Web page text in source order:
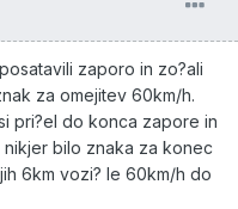
zaporo in zo?ali
za omejitev 60km/h.
pri?el do konca zapore in
bilo znaka za konec
6km vozi? le 60km/h do